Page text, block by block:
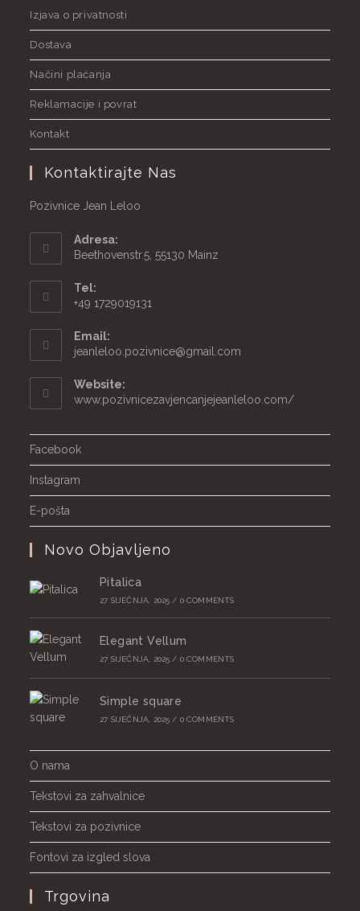
Izjava o privatnosti
Dostava
Načini plaćanja
Reklamacije i povrat
Kontakt
Kontaktirajte Nas
Pozivnice Jean Leloo
Adresa:
Beethovenstr.5, 55130 Mainz
Tel:
+49 1729019131
Email:
jeanleloo.pozivnice@gmail.com
application
Website:
www.pozivnicezavjencanjejeanleloo.com/
Facebook
Instagram
E-pošta
Novo Objavljeno
Pitalica
27 SIJEČNJA, 2025 / 0 COMMENTS
Elegant Vellum
27 SIJEČNJA, 2025 / 0 COMMENTS
Simple square
27 SIJEČNJA, 2025 / 0 COMMENTS
O nama
Tekstovi za zahvalnice
Tekstovi za pozivnice
Fontovi za izgled slova
Trgovina